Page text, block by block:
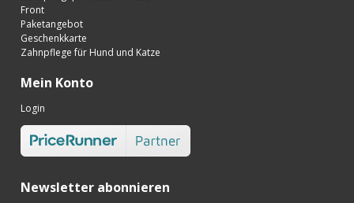
Front
Paketangebot
Geschenkkarte
Zahnpflege für Hund und Katze
Mein Konto
Login
Newsletter abonnieren